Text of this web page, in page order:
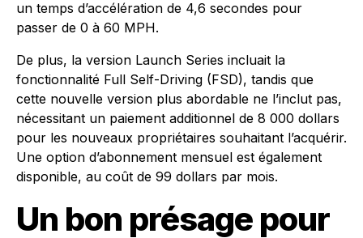
un temps d’accélération de 4,6 secondes pour
passer de 0 à 60 MPH.
De plus, la version Launch Series incluait la
fonctionnalité Full Self-Driving (FSD), tandis que
cette nouvelle version plus abordable ne l’inclut pas,
nécessitant un paiement additionnel de 8 000 dollars
pour les nouveaux propriétaires souhaitant l’acquérir.
Une option d’abonnement mensuel est également
disponible, au coût de 99 dollars par mois.
Un bon présage pour